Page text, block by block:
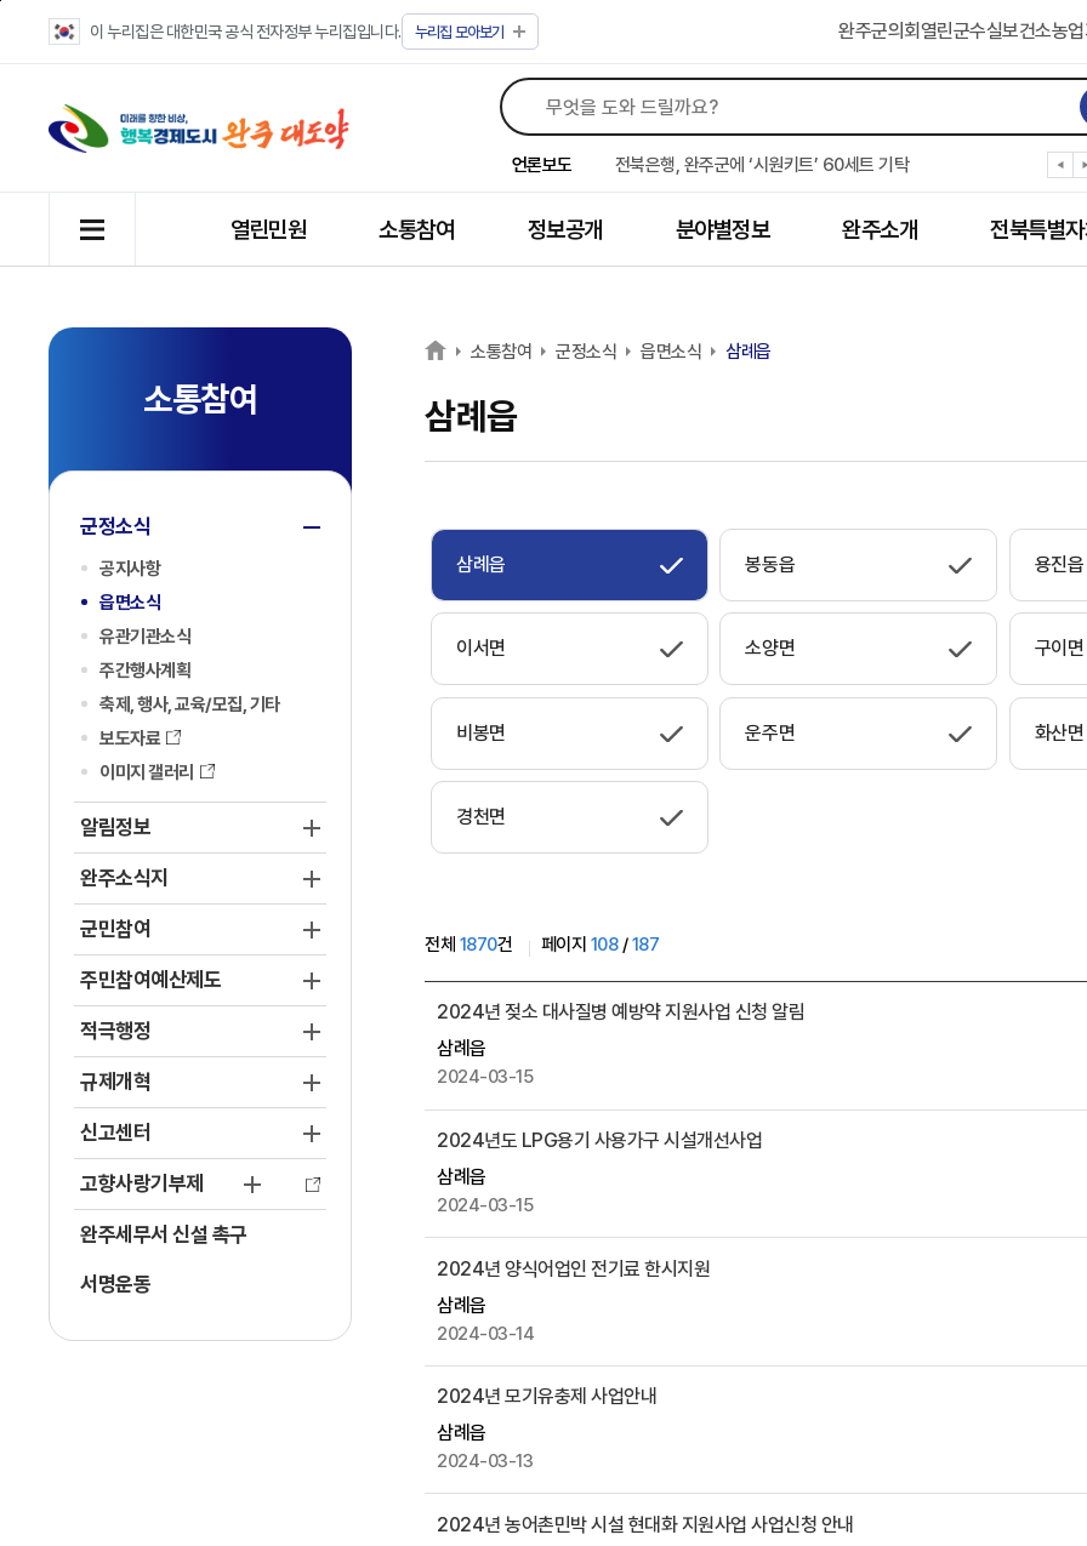
이 누리집은 대한민국 공식 전자정부 누리집입니다. 누리집 모아보기 완주군의회 열린군수실보건소농
언론보도
완주군 “여름휴가철 청소년 안전 지킨다”
완주 청소년, 삼성 임직원 만나 미래 진로 그린다
전북은행, 완주군에 ‘시원키트’ 60세트 기탁
㈜새눈, 완주군에 성금 1,000만 원 기탁
완주 봉동읍, 희망나눔가게·행복빨래방 만족도 조사
유희태 완주군수, 친환경 농업인 현장 목소리 경청
완주 미래라이온스, 경로당 냉장고 후원
완주 이서면, 홀몸 남성 위한 ‘이서천사 요리교실’
열린민원 소통참여 정보공개 분야별정보 완주소개 전북특별
소통참여
군정소식
공지사항
읍면소식
유관기관소식
주간행사계획
축제, 행사, 교육/모집, 기타
보도자료
이미지 갤러리
알림정보
완주소식지
군민참여
주민참여예산제도
적극행정
규제개혁
신고센터
고향사랑기부제
완주세무서 신설 촉구
서명운동
소통참여 군정소식 읍면소식 삼례읍
삼례읍
삼례읍 봉동읍 용진읍
이서면 소양면 구이면
비봉면 운주면 화산면
경천면
전체 1870건 페이지 108/187
례
읍
게
시
물
목
록
로
번
호
,
제
목
작
성
2024년 젖소 대사질병 예방약 지원사업 신청 알림
삼례읍
2024-03-15
2024년도 LPG용기 사용가구 시설개선사업
삼례읍
2024-03-15
2024년 양식어업인 전기료 한시지원
삼례읍
2024-03-14
2024년 모기유충제 사업안내
삼례읍
2024-03-13
2024년 농어촌민박 시설 현대화 지원사업 사업신청 안내